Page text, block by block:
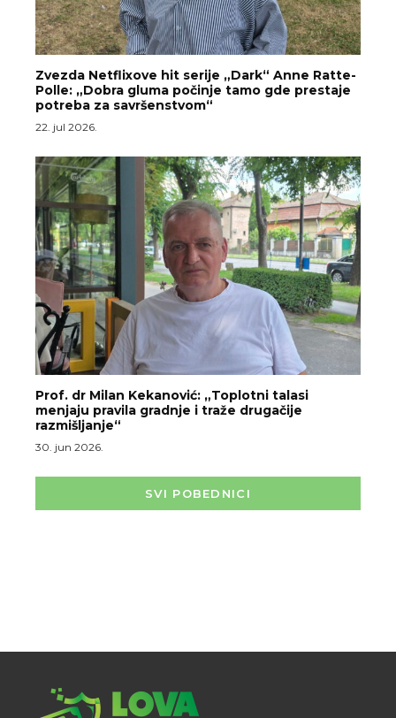
Zvezda Netflixove hit serije „Dark“ Anne Ratte-
Polle: „Dobra gluma počinje tamo gde prestaje
potreba za savršenstvom“
22. jul 2026.
Prof. dr Milan Kekanović: „Toplotni talasi
menjaju pravila gradnje i traže drugačije
razmišljanje“
30. jun 2026.
SVI POBEDNICI